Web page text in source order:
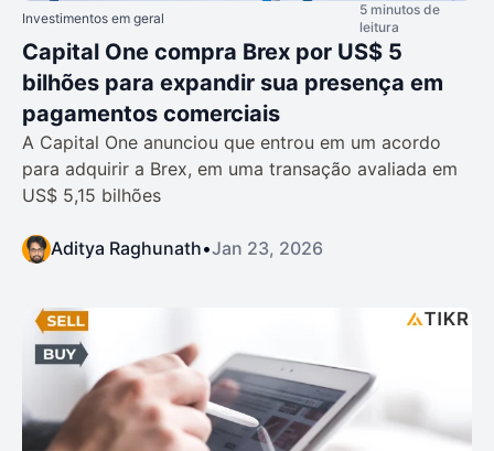
Investimentos em geral
5 minutos de
leitura
Capital One compra Brex por US$ 5
bilhões para expandir sua presença em
pagamentos comerciais
A Capital One anunciou que entrou em um acordo
para adquirir a Brex, em uma transação avaliada em
US$ 5,15 bilhões
Aditya Raghunath•Jan 23, 2026